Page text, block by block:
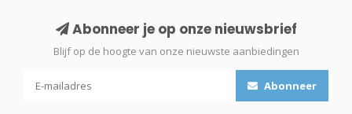
Abonneer je op onze nieuwsbrief
Blijf op de hoogte van onze nieuwste aanbiedingen
Abonneer